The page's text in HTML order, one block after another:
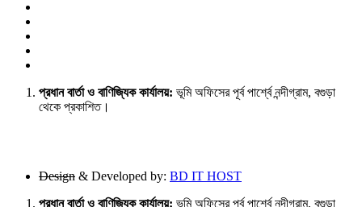
প্রধান বার্তা ও বাণিজ্যিক কার্যালয়: ভূমি অফিসের পূর্ব পার্শ্বে নন্দীগ্রাম, বগুড়া
থেকে প্রকাশিত।
Design & Developed by: BD IT HOST
প্রধান বার্তা ও বাণিজ্যিক কার্যালয়: ভূমি অফিসের পূর্ব পার্শ্বে নন্দীগ্রাম, বগুড়া